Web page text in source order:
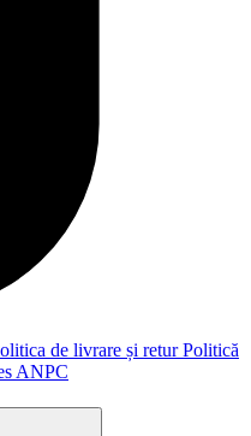
de livrare și returPolitică
ANPC